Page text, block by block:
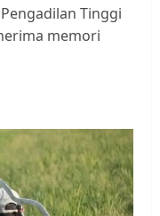
Pengadilan Tinggi
memori